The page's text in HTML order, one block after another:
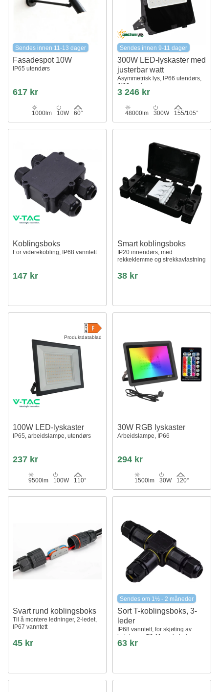
Sendes innen 11-13 dager
Fasadespot 10W
IP65 utendørs
617 kr
1000lm 10W 60°
Sendes innen 9-11 dager
300W LED-lyskaster med
justerbar watt
Asymmetrisk lys, IP66 utendørs,
IK08, sort
3 246 kr
48000lm 300W 155/105°
Koblingsboks
For viderekobling, IP68 vanntett
147 kr
Smart koblingsboks
IP20 innendørs, med
rekkeklemme og strekkavlastning
38 kr
Produktdatablad
100W LED-lyskaster
IP65, arbeidslampe, utendørs
237 kr
9500lm 100W 110°
30W RGB lyskaster
Arbeidslampe, IP66
294 kr
1500lm 30W 120°
Svart rund koblingsboks
Til å montere ledninger, 2-ledet,
IP67 vanntett
45 kr
Sendes om 1½ - 2 måneder
Sort T-koblingsboks, 3-
leder
IP68 vanntett, for skjøting av
ledninger, Ø6-11mm kabel
63 kr